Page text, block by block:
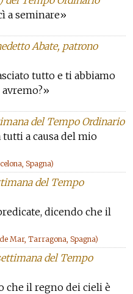
a seminare»
Abate, patrono
tutto e ti abbiamo
del Tempo Ordinario
tutti a causa del mio
Spagna)
del Tempo
dicendo che il
Mar, Tarragona, Spagna)
del Tempo
che il regno dei cieli è